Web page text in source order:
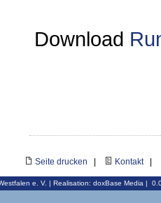
Download
Seite drucken Kontakt|
e. V. | Realisation: doxBase Media |